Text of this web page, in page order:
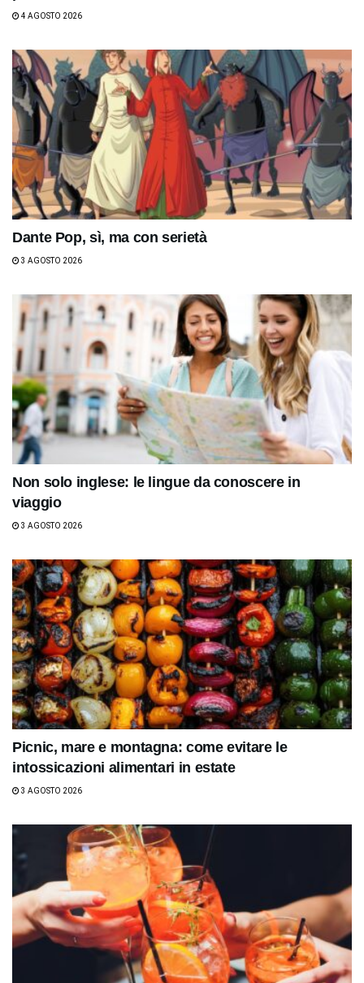
4 AGOSTO 2026
Dante Pop, sì, ma con serietà
3 AGOSTO 2026
Non solo inglese: le lingue da conoscere in
viaggio
3 AGOSTO 2026
Picnic, mare e montagna: come evitare le
intossicazioni alimentari in estate
3 AGOSTO 2026